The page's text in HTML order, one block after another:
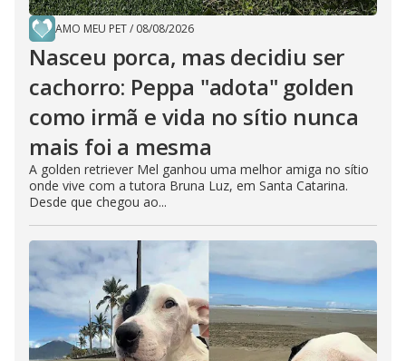
AMO MEU PET/ 08/08/2026
Nasceu porca, mas decidiu ser
cachorro: Peppa "adota" golden
como irmã e vida no sítio nunca
mais foi a mesma
A golden retriever Mel ganhou uma melhor amiga no sítio
onde vive com a tutora Bruna Luz, em Santa Catarina.
Desde que chegou ao...